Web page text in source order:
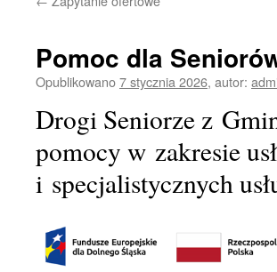
Pomoc dla
Opublikowano7 stycznia 2026, autor:
Drogi Seniorze z
pomocy w zakresie
i specjalistycznych